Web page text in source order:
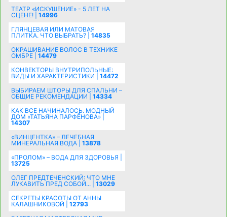
ТЕАТР «ИСКУШЕНИЕ» - 5 ЛЕТ НА
СЦЕНЕ! | 14996
ГЛЯНЦЕВАЯ ИЛИ МАТОВАЯ
ПЛИТКА. ЧТО ВЫБРАТЬ? | 14835
ОКРАШИВАНИЕ ВОЛОС В ТЕХНИКЕ
ОМБРЕ | 14479
КОНВЕКТОРЫ ВНУТРИПОЛЬНЫЕ:
ВИДЫ И ХАРАКТЕРИСТИКИ | 14472
ВЫБИРАЕМ ШТОРЫ ДЛЯ СПАЛЬНИ –
ОБЩИЕ РЕКОМЕНДАЦИИ | 14334
КАК ВСЕ НАЧИНАЛОСЬ. МОДНЫЙ
ДОМ «ТАТЬЯНА ПАРФЁНОВА» |
14307
«ВИНЦЕНТКА» – ЛЕЧЕБНАЯ
МИНЕРАЛЬНАЯ ВОДА | 13878
«ПРОЛОМ» – ВОДА ДЛЯ ЗДОРОВЬЯ |
13725
ОЛЕГ ПРЕДТЕЧЕНСКИЙ: ЧТО МНЕ
ЛУКАВИТЬ ПРЕД СОБОЙ... | 13029
СЕКРЕТЫ КРАСОТЫ ОТ АННЫ
КАЛАШНИКОВОЙ | 12793